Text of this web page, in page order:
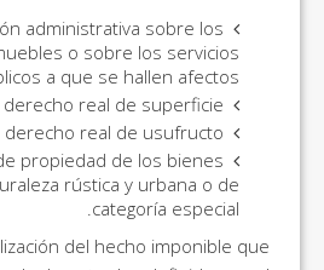
administrativa sobre los
o sobre los servicios
a que se hallen afectos.
propiedad de los bienes
rústica y urbana o de
categoría especial.
del hecho imponible que